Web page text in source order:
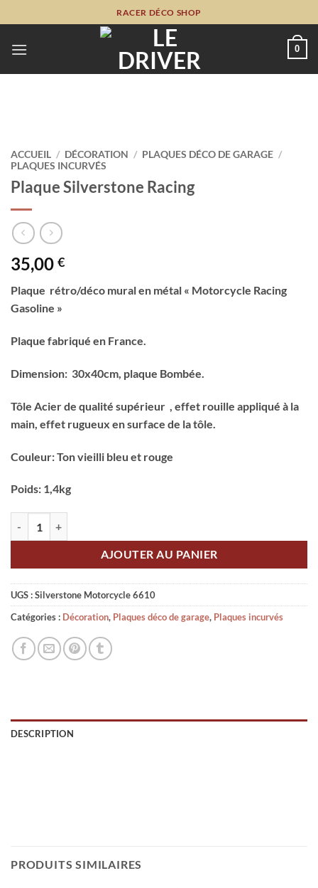
au
contenu
RACER DÉCO SHOP
0
ACCUEIL / DÉCORATION / PLAQUES DÉCO DE GARAGE /
PLAQUES INCURVÉS
Plaque Silverstone Racing
35,00 €
Plaque rétro/déco mural en métal « Motorcycle Racing
Gasoline »
Plaque fabriqué en France.
Dimension: 30x40cm, plaque Bombée.
Tôle Acier de qualité supérieur , effet rouille appliqué à la
main, effet rugueux en surface de la tôle.
Couleur: Ton vieilli bleu et rouge
Poids: 1,4kg
AJOUTER AU PANIER
UGS :Silverstone Motorcycle 6610
Catégories : Décoration, Plaques déco de garage, Plaques incurvés
DESCRIPTION
PRODUITS SIMILAIRES